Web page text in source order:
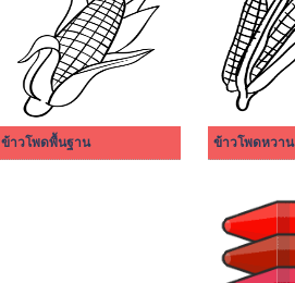
ข้าวโพดพื้นฐาน ข้าวโพดหวาน